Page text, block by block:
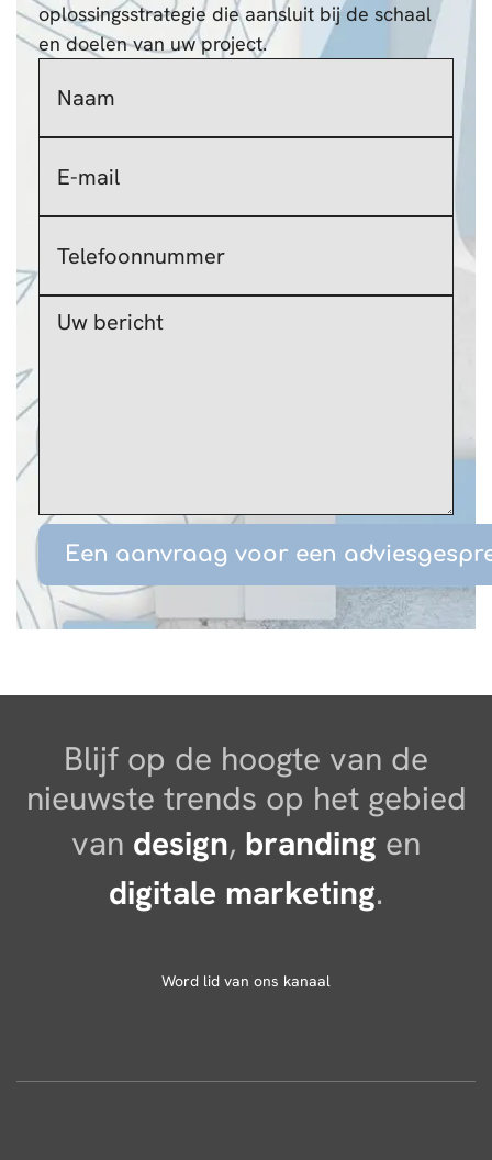
oplossingsstrategie die aansluit bij de schaal
en doelen van uw project.
Blijf op de hoogte van de
nieuwste trends op het gebied
van design, branding en
digitale marketing.
Word lid van ons kanaal